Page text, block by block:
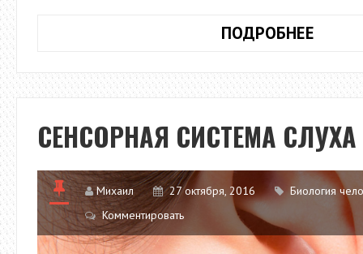
ПОДРОБНЕЕ
СЕНСОРНАЯ СИСТЕМА СЛУХА
Михаил 27 октября, 2016
Биология
Комментировать